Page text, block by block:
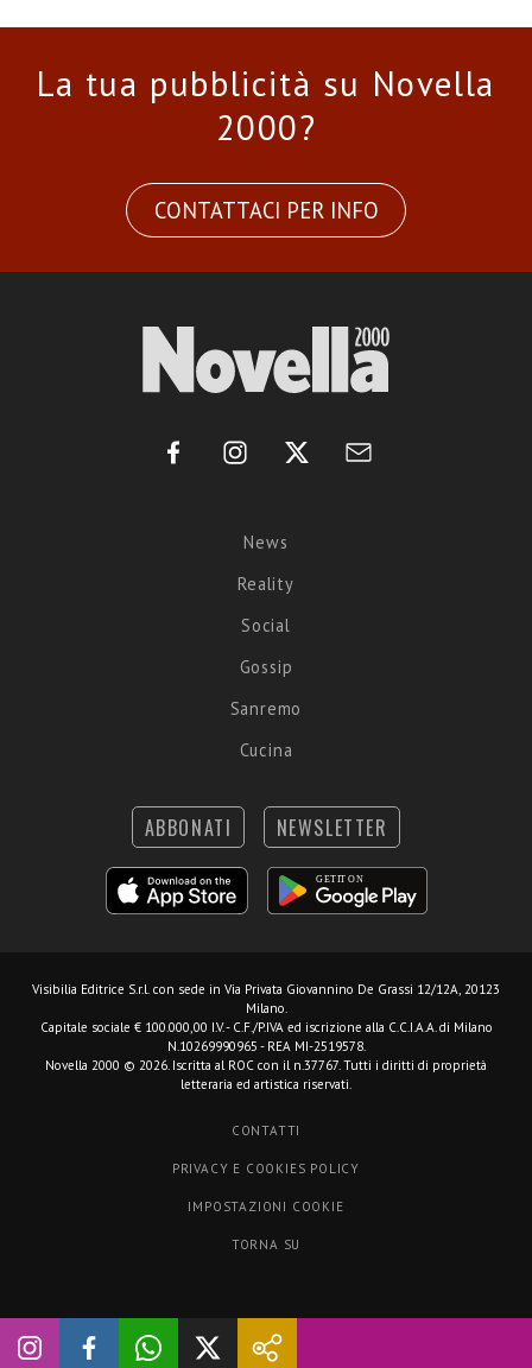
La tua pubblicità su Novella
2000?
CONTATTACI PER INFO
News
Reality
Social
Gossip
Sanremo
Cucina
ABBONATI NEWSLETTER
Visibilia Editrice S.r.l. con sede in Via Privata Giovannino De Grassi 12/12A, 20123
Milano.
Capitale sociale € 100.000,00 I.V. - C.F./P.IVA ed iscrizione alla C.C.I.A.A. di Milano
N.10269990965 - REA MI-2519578.
Novella 2000 © 2026. Iscritta al ROC con il n.37767. Tutti i diritti di proprietà
letteraria ed artistica riservati.
CONTATTI
PRIVACY E COOKIES POLICY
IMPOSTAZIONI COOKIE
TORNA SU